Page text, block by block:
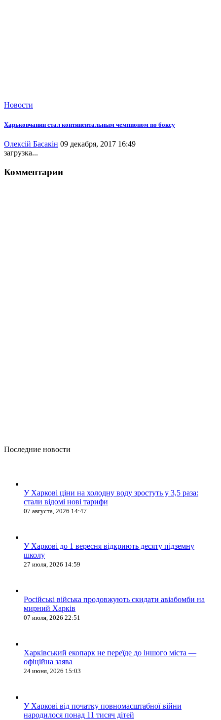
Новости
Харьковчанин стал континентальным чемпионом по боксу
Олексій Басакін 09 декабря, 2017 16:49
загрузка...
Комментарии
Последние новости
У Харкові ціни на холодну воду зростуть у 3,5 раза:
стали відомі нові тарифи
07 августа, 2026 14:47
У Харкові до 1 вересня відкриють десяту підземну
школу
27 июля, 2026 14:59
Російські війська продовжують скидати авіабомби на
мирний Харків
07 июля, 2026 22:51
Харківський екопарк не переїде до іншого міста —
офіційна заява
24 июня, 2026 15:03
У Харкові від початку повномасштабної війни
народилося понад 11 тисяч дітей